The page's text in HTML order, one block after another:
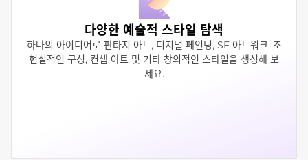
다양한 예술적 스타일 탐색
하나의 아이디어로 판타지 아트, 디지털 페인팅, SF 아트워크, 초
현실적인 구성, 컨셉 아트 및 기타 창의적인 스타일을 생성해 보
세요.